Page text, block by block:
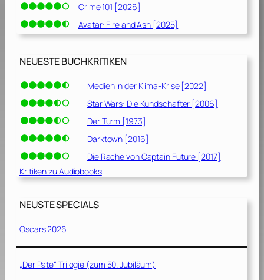
Crime 101 [2026]
Avatar: Fire and Ash [2025]
NEUESTE BUCHKRITIKEN
Medien in der Klima-Krise [2022]
Star Wars: Die Kundschafter [2006]
Der Turm [1973]
Darktown [2016]
Die Rache von Captain Future [2017]
Kritiken zu Audiobooks
NEUSTE SPECIALS
Oscars 2026
„Der Pate“ Trilogie (zum 50. Jubiläum)